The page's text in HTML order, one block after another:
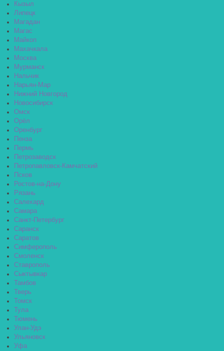
Кызыл
Липецк
Магадан
Магас
Майкоп
Махачкала
Москва
Мурманск
Нальчик
Нарьян-Мар
Нижний Новгород
Новосибирск
Омск
Орёл
Оренбург
Пенза
Пермь
Петрозаводск
Петропавловск-Камчатский
Псков
Ростов-на-Дону
Рязань
Салехард
Самара
Санкт-Петербург
Саранск
Саратов
Симферополь
Смоленск
Ставрополь
Сыктывкар
Тамбов
Тверь
Томск
Тула
Тюмень
Улан-Удэ
Ульяновск
Уфа